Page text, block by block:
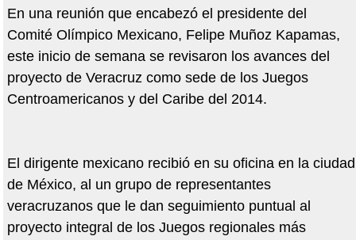
En una reunión que encabezó el presidente del
Comité Olímpico Mexicano, Felipe Muñoz Kapamas,
este inicio de semana se revisaron los avances del
proyecto de Veracruz como sede de los Juegos
Centroamericanos y del Caribe del 2014.
El dirigente mexicano recibió en su oficina en la ciudad
de México, al un grupo de representantes
veracruzanos que le dan seguimiento puntual al
proyecto integral de los Juegos regionales más